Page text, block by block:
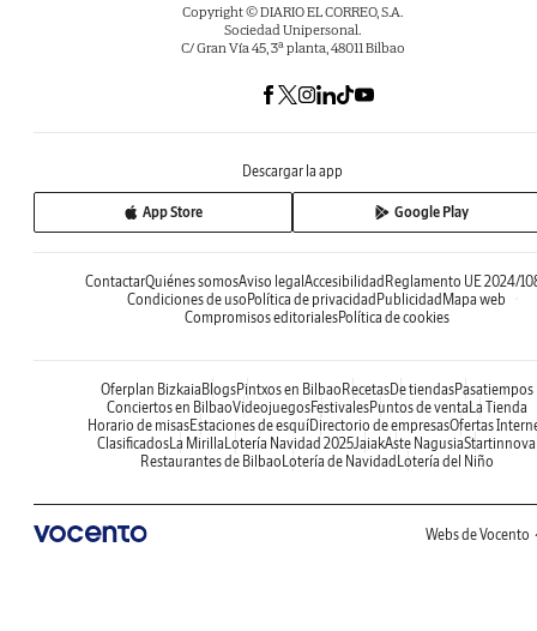
Copyright © DIARIO EL CORREO, S.A.
Sociedad Unipersonal.
C/ Gran Vía 45, 3ª planta, 48011 Bilbao
Descargar la app
App Store Google Play
ContactarQuiénes somosAviso legal Accesibilidad Reglamento UE 2024/
Condiciones de uso Política de privacidad Publicidad Mapa web
Compromisos editorialesPolítica de cookies
Oferplan Bizkaia BlogsPintxos en Bilbao RecetasDe tiendasPasatiempos
Conciertos en BilbaoVideojuegosFestivalesPuntos de venta La Tienda
Horario de misasEstaciones de esquíDirectorio de empresasOfertas
Clasificados La Mirilla Lotería Navidad 2025JaiakAste NagusiaStartinnova
Restaurantes de Bilbao Lotería de Navidad Lotería del Niño
Webs de Vocento